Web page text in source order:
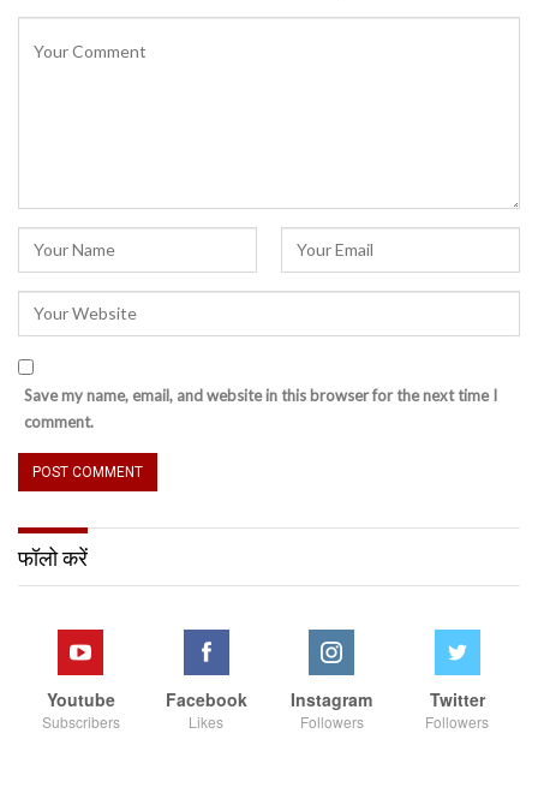
Save my name, email, and website in this browser for the next time I
comment.
फॉलो करें
Youtube
Subscribers
Facebook
Likes
Instagram
Followers
Twitter
Followers